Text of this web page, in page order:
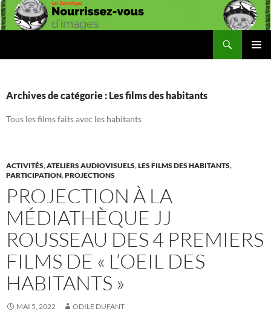
Aller
au
Archives de catégorie : Les films des habitants
Tous les films faits avec les habitants
ACTIVITÉS,ATELIERS AUDIOVISUELS,LES FILMS DES HABITANTS,
PARTICIPATION,PROJECTIONS
PROJECTION À LA
MÉDIATHÈQUE JJ
ROUSSEAU DES 4 PREMIERS
FILMS DE « L’OEIL DES
HABITANTS »
MAI 5, 2022 ODILE DUFANT